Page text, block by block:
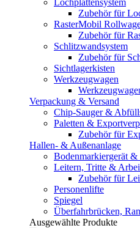
Lochplattensystem
Zubehör für
RasterMobil
Zubehör für
Schlitzwandsystem
Zubehör für
Sichtlagerkisten
Werkzeugwagen
Verpackung & Versand
Chip-Sauger &
Paletten &
Zubehör für
Hallen- & Außenanlage
Bodenmarkiergerät &
Leitern, Tritte &
Zubehör für
Personenlifte
Spiegel
Überfahrbrücken,
Ausgewählte Produkte